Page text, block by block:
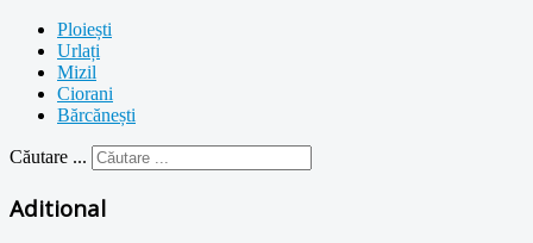
Ploiești
Urlați
Mizil
Ciorani
Bărcănești
Căutare ...
Aditional